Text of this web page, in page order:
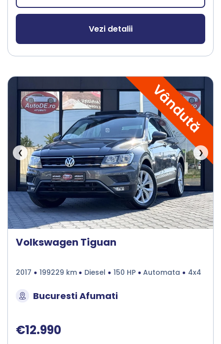
Vezi detalii
Vândută
❮ ❯
Volkswagen Tiguan
2017 199229 km Diesel 150 HP Automata 4x4
Bucuresti Afumati
€12.990